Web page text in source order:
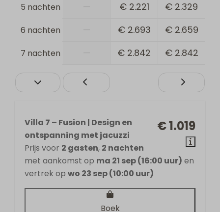
5 nachten € 2.221 € 2.329
6 nachten € 2.693 € 2.659
7 nachten € 2.842 € 2.842
€ 1.019
Villa 7 – Fusion | Design en
ontspanning met jacuzzi
Prijs voor 2 gasten, 2 nachten
met aankomst op ma 21 sep (16:00 uur) en
vertrek op wo 23 sep (10:00 uur)
Boek